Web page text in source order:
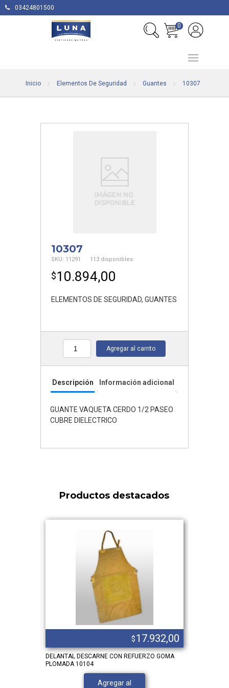
03424801500
0
Inicio Elementos De Seguridad Guantes 10307
10307
SKU: 11291 113 disponibles
$10.894,00
ELEMENTOS DE SEGURIDAD,GUANTES
Cantidad Agregar al carrito
Descripción Información adicional
GUANTE VAQUETA CERDO 1/2 PASEO
CUBRE DIELECTRICO
Productos destacados
$17.932,00
DELANTAL DESCARNE CON REFUERZO GOMA
PLOMADA 10104
Agregar al